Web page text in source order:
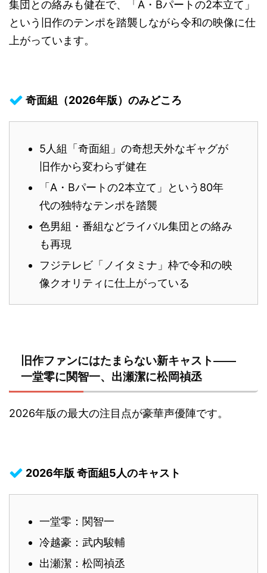
集団との絡みも健在で、「A・Bパートの2本立て」
という旧作のテンポを踏襲しながら令和の映像に仕
上がっています。
奇面組（2026年版）のみどころ
5人組「奇面組」の奇想天外なギャグが
旧作から変わらず健在
「A・Bパートの2本立て」という80年
代の独特なテンポを踏襲
色男組・番組などライバル集団との絡み
も再現
フジテレビ「ノイタミナ」枠で令和の映
像クオリティに仕上がっている
旧作ファンにはたまらない新キャスト——
一堂零に関智一、出瀬潔に松岡禎丞
2026年版の最大の注目点が豪華声優陣です。
2026年版 奇面組5人のキャスト
一堂零：関智一
冷越豪：武内駿輔
出瀬潔：松岡禎丞